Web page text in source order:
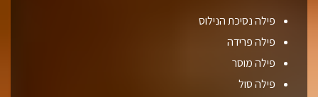
פילה נסיכת הנילוס
פילה פרידה
פילה מוסר
פילה סול